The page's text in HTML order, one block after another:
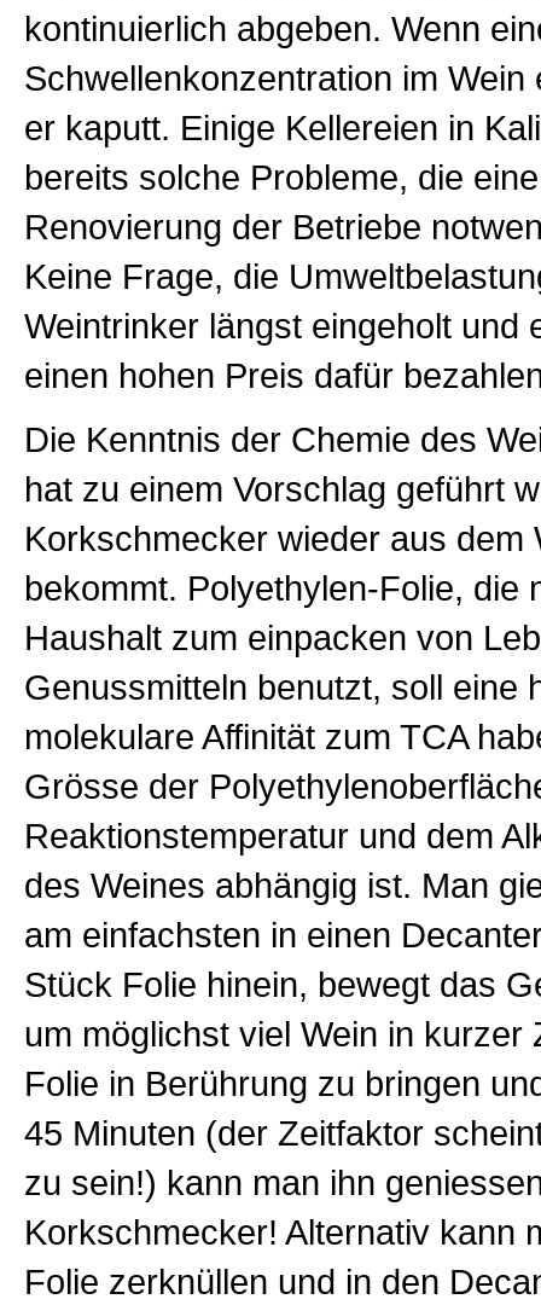
kontinuierlich abgeben. Wenn
Schwellenkonzentration im Wein
er kaputt. Einige Kellereien in
bereits solche Probleme, die
Renovierung der Betriebe
Keine Frage, die
Weintrinker längst eingeholt und
einen hohen Preis dafür
Die Kenntnis der Chemie des
hat zu einem Vorschlag geführt
Korkschmecker wieder aus dem
bekommt. Polyethylen-Folie, die
Haushalt zum einpacken von
Genussmitteln benutzt, soll eine
molekulare Affinität zum TCA
Grösse der
Reaktionstemperatur und dem
des Weines abhängig ist. Man
am einfachsten in einen
Stück Folie hinein, bewegt das
um möglichst viel Wein in kurzer
Folie in Berührung zu bringen
45 Minuten (der Zeitfaktor
zu sein!) kann man ihn
Korkschmecker! Alternativ kann
Folie zerknüllen und in den